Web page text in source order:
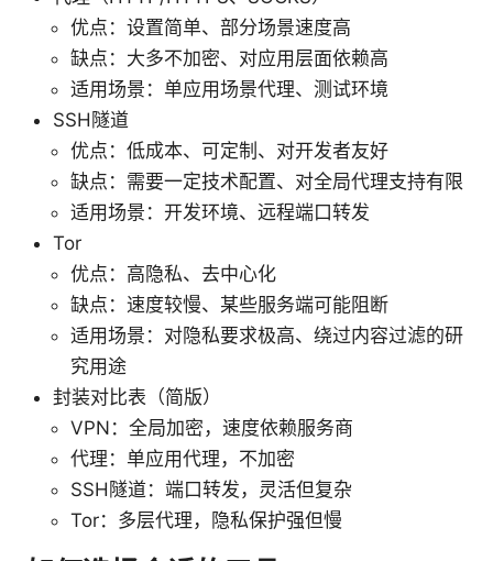
优点：设置简单、部分场景速度高
缺点：大多不加密、对应用层面依赖高
适用场景：单应用场景代理、测试环境
SSH隧道
优点：低成本、可定制、对开发者友好
缺点：需要一定技术配置、对全局代理支持有限
适用场景：开发环境、远程端口转发
Tor
优点：高隐私、去中心化
缺点：速度较慢、某些服务端可能阻断
适用场景：对隐私要求极高、绕过内容过滤的研
究用途
封装对比表（简版）
VPN：全局加密，速度依赖服务商
代理：单应用代理，不加密
SSH隧道：端口转发，灵活但复杂
Tor：多层代理，隐私保护强但慢